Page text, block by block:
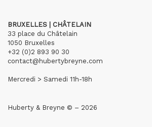
BRUXELLES | CHÂTELAIN
33 place du Châtelain
1050 Bruxelles
+32 (0)2 893 90 30
contact@hubertybreyne.com
Mercredi > Samedi 11h-18h
Huberty & Breyne © – 2026